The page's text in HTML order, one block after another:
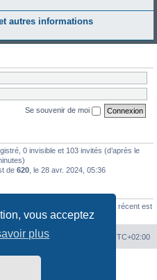
vous acceptez
plus
autres informations
Se souvenir de moi
0 invisible et 103 invités (d’après le
de 620 , le 28 avr. 2024, 05:36
• Le membre enregistré le plus récent est
UTC+02:00